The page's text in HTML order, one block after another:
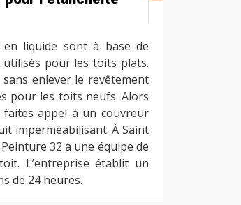
liquide sont à base de
pour les toits plats.
enlever le revêtement
pour les toits neufs. Alors
appel à un couvreur
imperméabilisant. À Saint
32 a une équipe de
L’entreprise établit un
de 24 heures.